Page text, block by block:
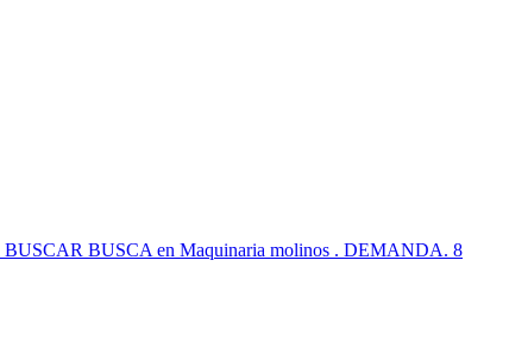
BUSCAR BUSCA en Maquinaria molinos . DEMANDA. 8